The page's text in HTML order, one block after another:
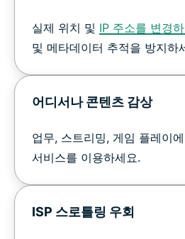
실제 위치 및 IP 주소를 변경
및 메타데이터 추적을 방지하
어디서나 콘텐츠 감상
업무, 스트리밍, 게임 플레이
서비스를 이용하세요.
ISP 스로틀링 우회